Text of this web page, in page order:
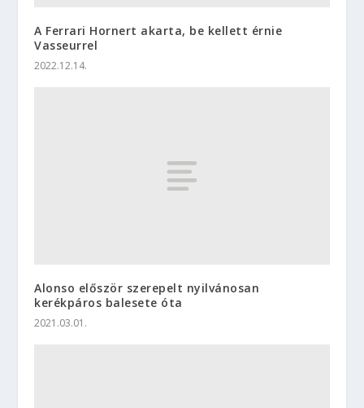
A Ferrari Hornert akarta, be kellett érnie
Vasseurrel
2022.12.14.
Alonso először szerepelt nyilvánosan
kerékpáros balesete óta
2021.03.01.